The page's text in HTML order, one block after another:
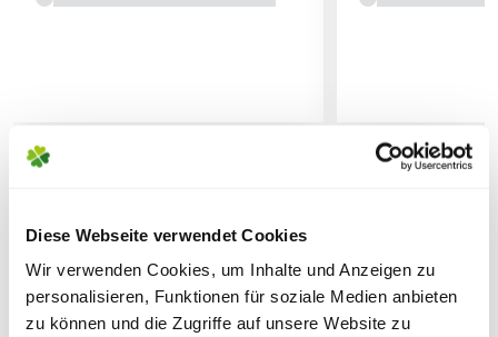
Diese Webseite verwendet Cookies
Wir verwenden Cookies, um Inhalte und Anzeigen zu
personalisieren, Funktionen für soziale Medien anbieten
zu können und die Zugriffe auf unsere Website zu
Der COMPO BIO Blaudünger ist die
umweltbewusste Wahl für jede Gärtnerin und
Anwendung
Um Deine Pflanzen mit COMPO BIO Blaudünger zu
düngen, arbeite ihn drei bis vier Zentimeter tief in die
FOLGENDE VERSANDKOSTEN
KÖNNEN ENTSTEHEN
PAKETVERSAND